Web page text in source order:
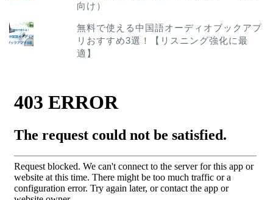
向け）
無料で使える中国語オーディオブックアプ
リおすすめ3選！【リスニング強化に最
適】